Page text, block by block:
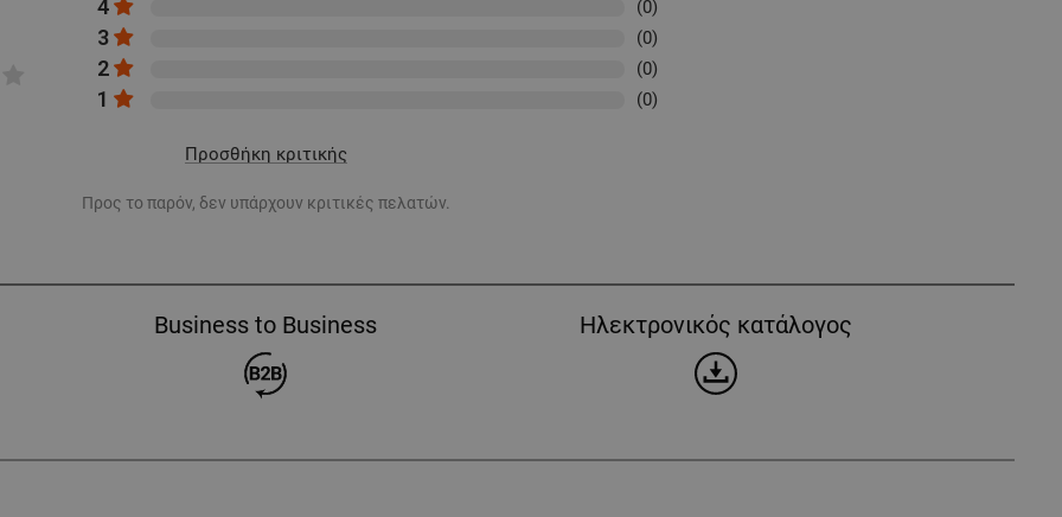
4 (0)
3 (0)
2 (0)
1 (0)
Προσθήκη κριτικής
Προς το παρόν, δεν υπάρχουν κριτικές πελατών.
Business to Business Ηλεκτρονικός κατάλογος